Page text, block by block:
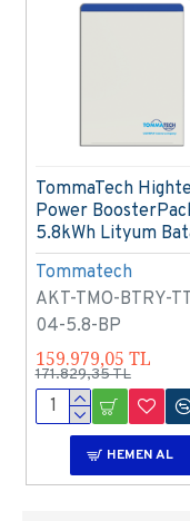
Tommatech
AKT-TMO-BTRY-
04-5.8-BP
TommaTech
Power
5.8kWh Lityum
159.979,05 TL
171.829,35 TL
HEMEN AL